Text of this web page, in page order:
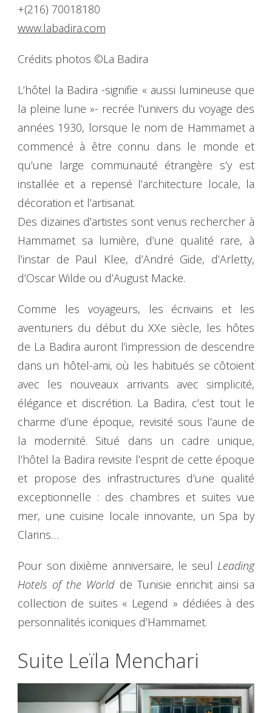
+(216) 70018180
www.labadira.com
Crédits photos ©La Badira
L’hôtel la Badira -signifie « aussi lumineuse que
la pleine lune »- recrée l’univers du voyage des
années 1930, lorsque le nom de Hammamet a
commencé à être connu dans le monde et
qu’une large communauté étrangère s’y est
installée et a repensé l’architecture locale, la
décoration et l’artisanat.
Des dizaines d’artistes sont venus rechercher à
Hammamet sa lumière, d’une qualité rare, à
l’instar de Paul Klee, d’André Gide, d’Arletty,
d’Oscar Wilde ou d’August Macke.
Comme les voyageurs, les écrivains et les
aventuriers du début du XXe siècle, les hôtes
de La Badira auront l’impression de descendre
dans un hôtel-ami, où les habitués se côtoient
avec les nouveaux arrivants avec simplicité,
élégance et discrétion. La Badira, c’est tout le
charme d’une époque, revisité sous l’aune de
la modernité. Situé dans un cadre unique,
l’hôtel la Badira revisite l’esprit de cette époque
et propose des infrastructures d’une qualité
exceptionnelle : des chambres et suites vue
mer, une cuisine locale innovante, un Spa by
Clarins…
Pour son dixième anniversaire, le seul Leading
Hotels of the World de Tunisie enrichit ainsi sa
collection de suites « Legend » dédiées à des
personnalités iconiques d’Hammamet.
Suite Leïla Menchari